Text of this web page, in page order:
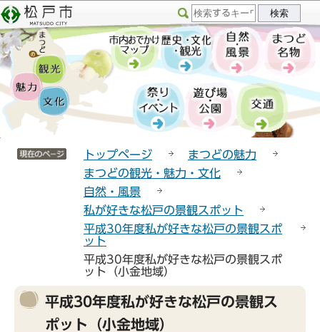
こ
の
ペ
ー
ジ
の
先
サ
イ
ト
メ
ニ
ュ
ー
このページの本文へ移動
サイトメニューここまで
トップページ
まつどの魅力
まつどの観光・魅力・文化
自然・風景
私が好きな松戸の景観スポット
平成30年度私が好きな松戸の景観スポ
ット
平成30年度私が好きな松戸の景観スポ
ット（小金地域）
本
文
平成30年度私が好きな松戸の景観ス
ポット（小金地域）